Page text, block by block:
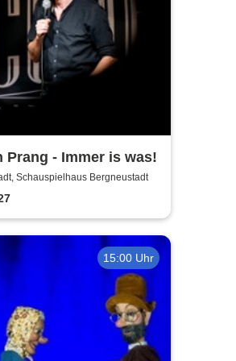
Prang - Immer is was!
Schauspielhaus Bergneustadt
15:00 Uhr